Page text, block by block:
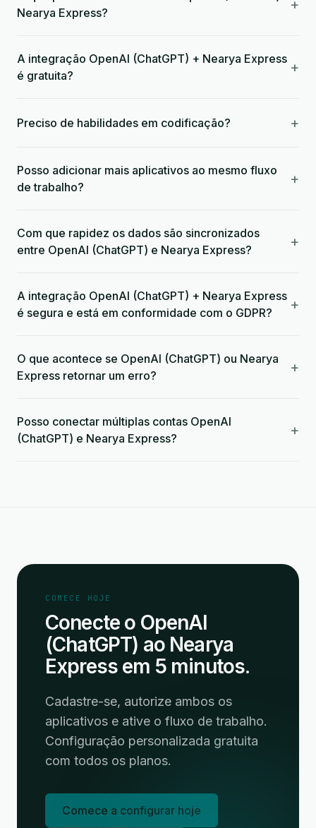
Nearya Express?
+
A integração OpenAI (ChatGPT) + Nearya Express
é gratuita?
+
Preciso de habilidades em codificação? +
Posso adicionar mais aplicativos ao mesmo fluxo
de trabalho?
+
Com que rapidez os dados são sincronizados
entre OpenAI (ChatGPT) e Nearya Express?
+
A integração OpenAI (ChatGPT) + Nearya Express
é segura e está em conformidade com o GDPR?
+
O que acontece se OpenAI (ChatGPT) ou Nearya
Express retornar um erro?
+
Posso conectar múltiplas contas OpenAI
(ChatGPT) e Nearya Express?
+
COMECE HOJE
Conecte o OpenAI
(ChatGPT) ao Nearya
Express em 5 minutos.
Cadastre-se, autorize ambos os
aplicativos e ative o fluxo de trabalho.
Configuração personalizada gratuita
com todos os planos.
Comece a configurar hoje